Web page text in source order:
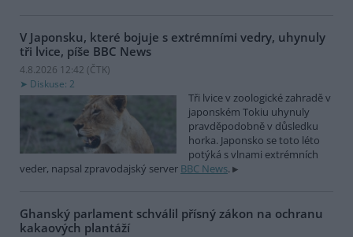
V Japonsku, které bojuje s extrémními vedry, uhynuly
tři lvice, píše BBC News
4.8.2026 12:42 (ČTK)
Diskuse: 2
Tři lvice v zoologické zahradě v
japonském Tokiu uhynuly
pravděpodobně v důsledku
horka. Japonsko se toto léto
potýká s vlnami extrémních
veder, napsal zpravodajský server BBC News.
Ghanský parlament schválil přísný zákon na ochranu
kakaových plantáží